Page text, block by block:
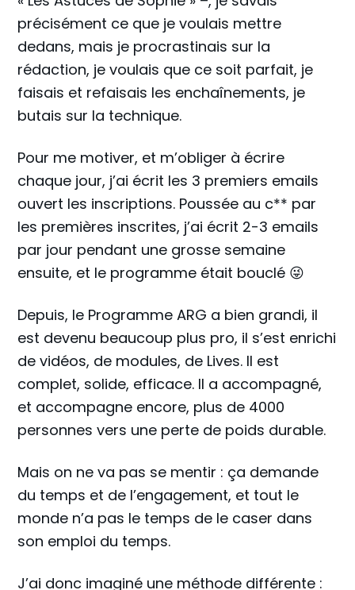
précisément ce que je voulais mettre
dedans, mais je procrastinais sur la
rédaction, je voulais que ce soit parfait, je
faisais et refaisais les enchaînements, je
butais sur la technique.
Pour me motiver, et m’obliger à écrire
chaque jour, j’ai écrit les 3 premiers emails
ouvert les inscriptions. Poussée au c** par
les premières inscrites, j’ai écrit 2-3 emails
par jour pendant une grosse semaine
ensuite, et le programme était bouclé 😜
Depuis, le Programme ARG a bien grandi, il
est devenu beaucoup plus pro, il s’est enrichi
de vidéos, de modules, de Lives. Il est
complet, solide, efficace. Il a accompagné,
et accompagne encore, plus de 4000
personnes vers une perte de poids durable.
Mais on ne va pas se mentir : ça demande
du temps et de l’engagement, et tout le
monde n’a pas le temps de le caser dans
son emploi du temps.
J’ai donc imaginé une méthode différente :